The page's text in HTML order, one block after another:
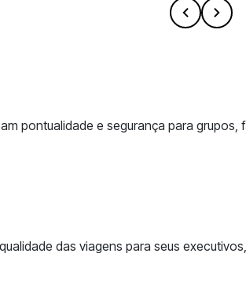
pontualidade e segurança para grupos,
das viagens para seus